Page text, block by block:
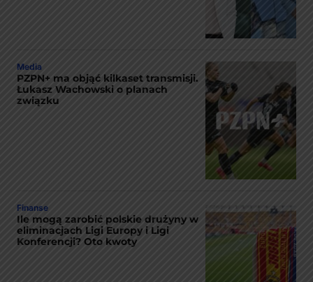
Media
PZPN+ ma objąć kilkaset transmisji.
Łukasz Wachowski o planach
związku
Finanse
Ile mogą zarobić polskie drużyny w
eliminacjach Ligi Europy i Ligi
Konferencji? Oto kwoty